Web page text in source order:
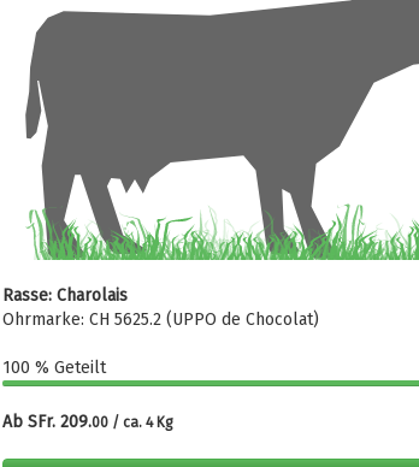
Rasse: Charolais
Ohrmarke: CH 5625.2 (UPPO de Chocolat)
100 % Geteilt
Ab SFr. 209.00 / ca. 4 Kg